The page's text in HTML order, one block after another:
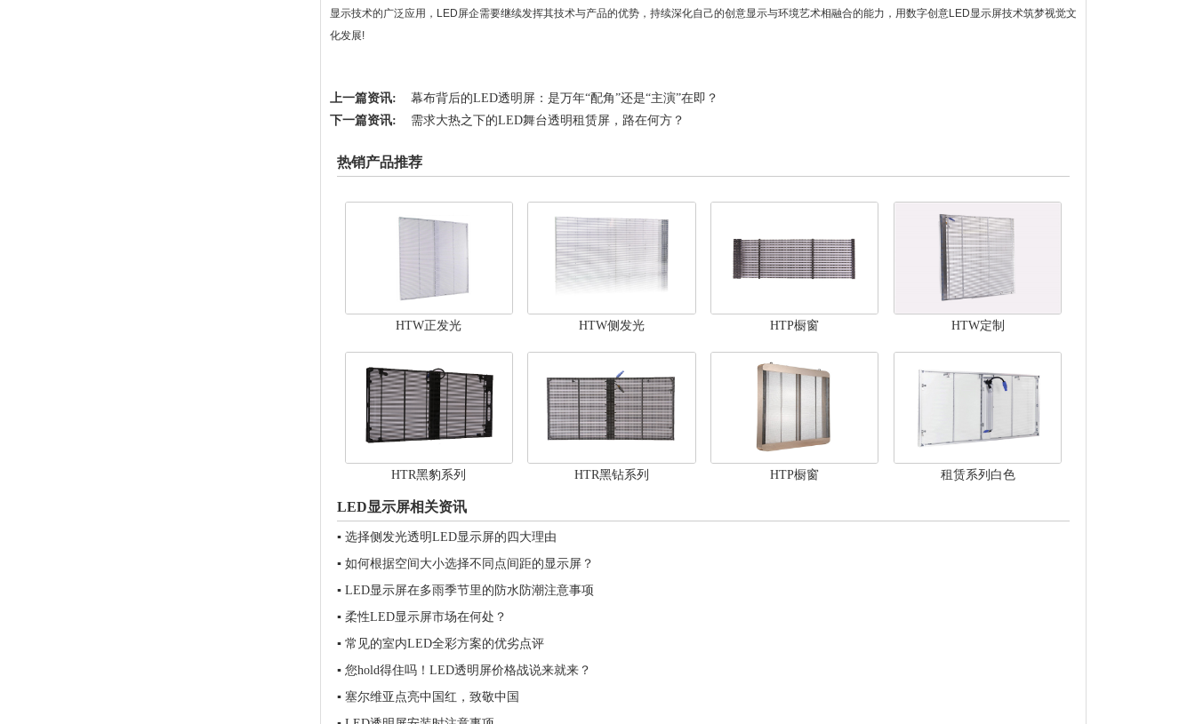
显示技术的广泛应用，LED屏企需要继续发挥其技术与产品的优势，持续深化自己的创意显示与环境艺术相融合的能力，用数字创意LED显示屏技术筑梦视觉文
化发展!
上一篇资讯:
幕布背后的LED透明屏：是万年“配角”还是“主演”在即？
下一篇资讯:
需求大热之下的LED舞台透明租赁屏，路在何方？
热销产品推荐
HTW正发光 HTW侧发光 HTP橱窗 HTW定制
HTR黑豹系列 HTR黑钻系列 HTP橱窗 租赁系列白色
LED显示屏相关资讯
▪选择侧发光透明LED显示屏的四大理由
▪如何根据空间大小选择不同点间距的显示屏？
▪LED显示屏在多雨季节里的防水防潮注意事项
▪柔性LED显示屏市场在何处？
▪常见的室内LED全彩方案的优劣点评
▪您hold得住吗！LED透明屏价格战说来就来？
▪塞尔维亚点亮中国红，致敬中国